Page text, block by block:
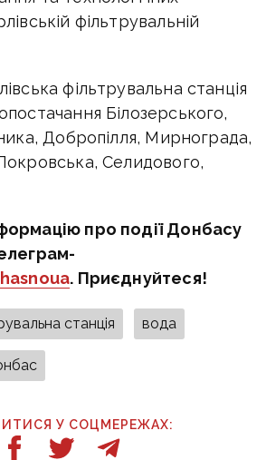
фільтрувальній
фільтрувальна станція
Білозерського,
Добропілля, Мирнограда,
Селидового,
про події Донбасу
. Приєднуйтеся!
станція вода
У СОЦМЕРЕЖАХ: